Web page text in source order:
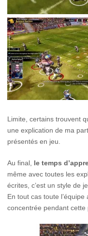
Limite, certains trouvent
une explication de ma
présentés en jeu.
Au final, le temps
même avec toutes les
écrites, c’est un style de
En tout cas toute
concentrée pendant cette